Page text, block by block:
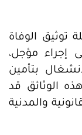
توثيق الوفاة
إجراء مؤجل،
بتأمين
الوثائق قد
والمدنية